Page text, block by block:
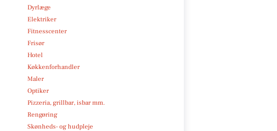
Dyrlæge
Elektriker
Fitnesscenter
Frisør
Hotel
Køkkenforhandler
Maler
Optiker
Pizzeria, grillbar, isbar mm.
Rengøring
Skønheds- og hudpleje